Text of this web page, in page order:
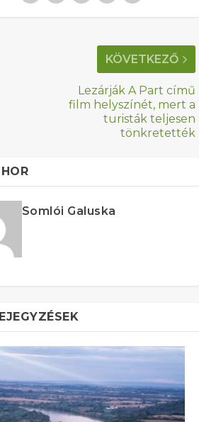
KÖVETKEZŐ
Lezárják A Part című
film helyszínét, mert a
turisták teljesen
tönkretették
Somlói Galuska